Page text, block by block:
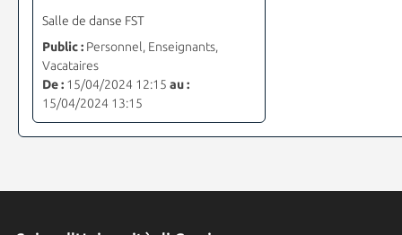
Salle de danse FST
Public :Personnel, Enseignants,
Vacataires
De :15/04/2024 12:15 au :
15/04/2024 13:15